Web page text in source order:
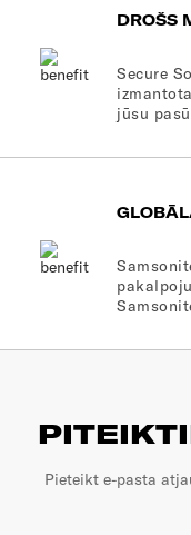
DROŠS
Secure
jūsu
Pieteikt e-pasta